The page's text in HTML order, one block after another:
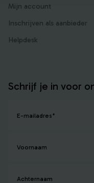
Mijn account
Inschrijven als aanbieder
Helpdesk
Schrijf je in voor
E-mailadres*
Voornaam
Achternaam